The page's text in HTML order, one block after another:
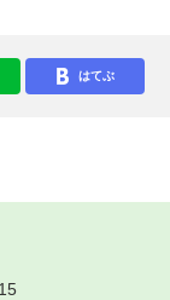
はてぶ